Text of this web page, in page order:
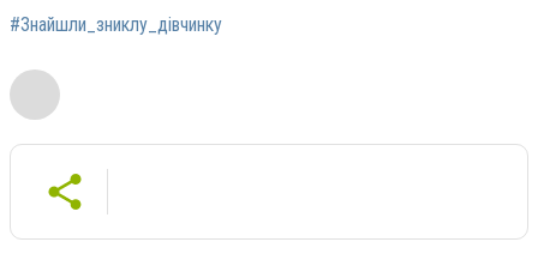
#Знайшли_зниклу_дівчинку